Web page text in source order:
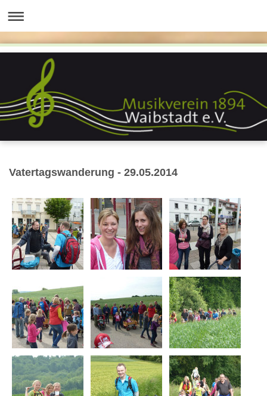
Vatertagswanderung - 29.05.2014